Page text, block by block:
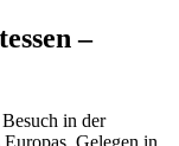
–
in der
Europas. Gelegen in